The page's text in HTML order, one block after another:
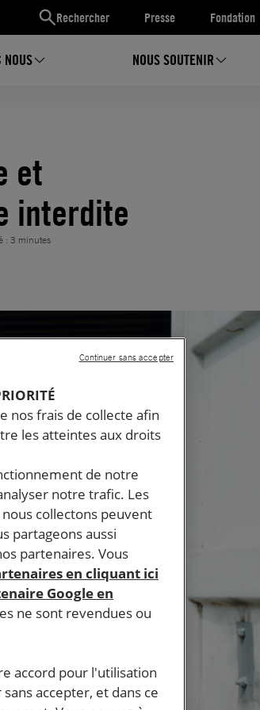
Rechercher Presse Fondation
NOUS NOUS SOUTENIR
et
interdite
: 3 minutes
nos frais de collecte afin
les atteintes aux droits
de notre
notre trafic. Les
collectons peuvent
partageons aussi
partenaires. Vous
en cliquant ici
Google en
ne sont revendues ou
accord pour l'utilisation
accepter, et dans ce
Continuer sans accepter